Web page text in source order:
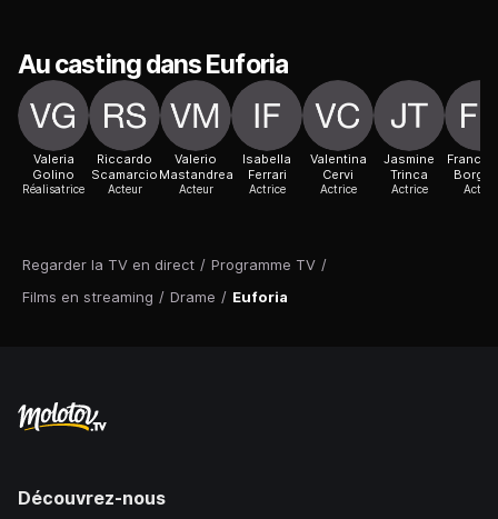
Regarder la TV en direct / Programme TV /
Films en streaming / Drame / Euforia
Au casting dans Euforia
Valeria
Golino
Réalisatrice
Riccardo
Scamarcio
Acteur
Valerio
Mastandrea
Acteur
Isabella
Ferrari
Actrice
Valentina
Cervi
Actrice
Jasmine
Trinca
Actrice Acteur
Découvrez-nous